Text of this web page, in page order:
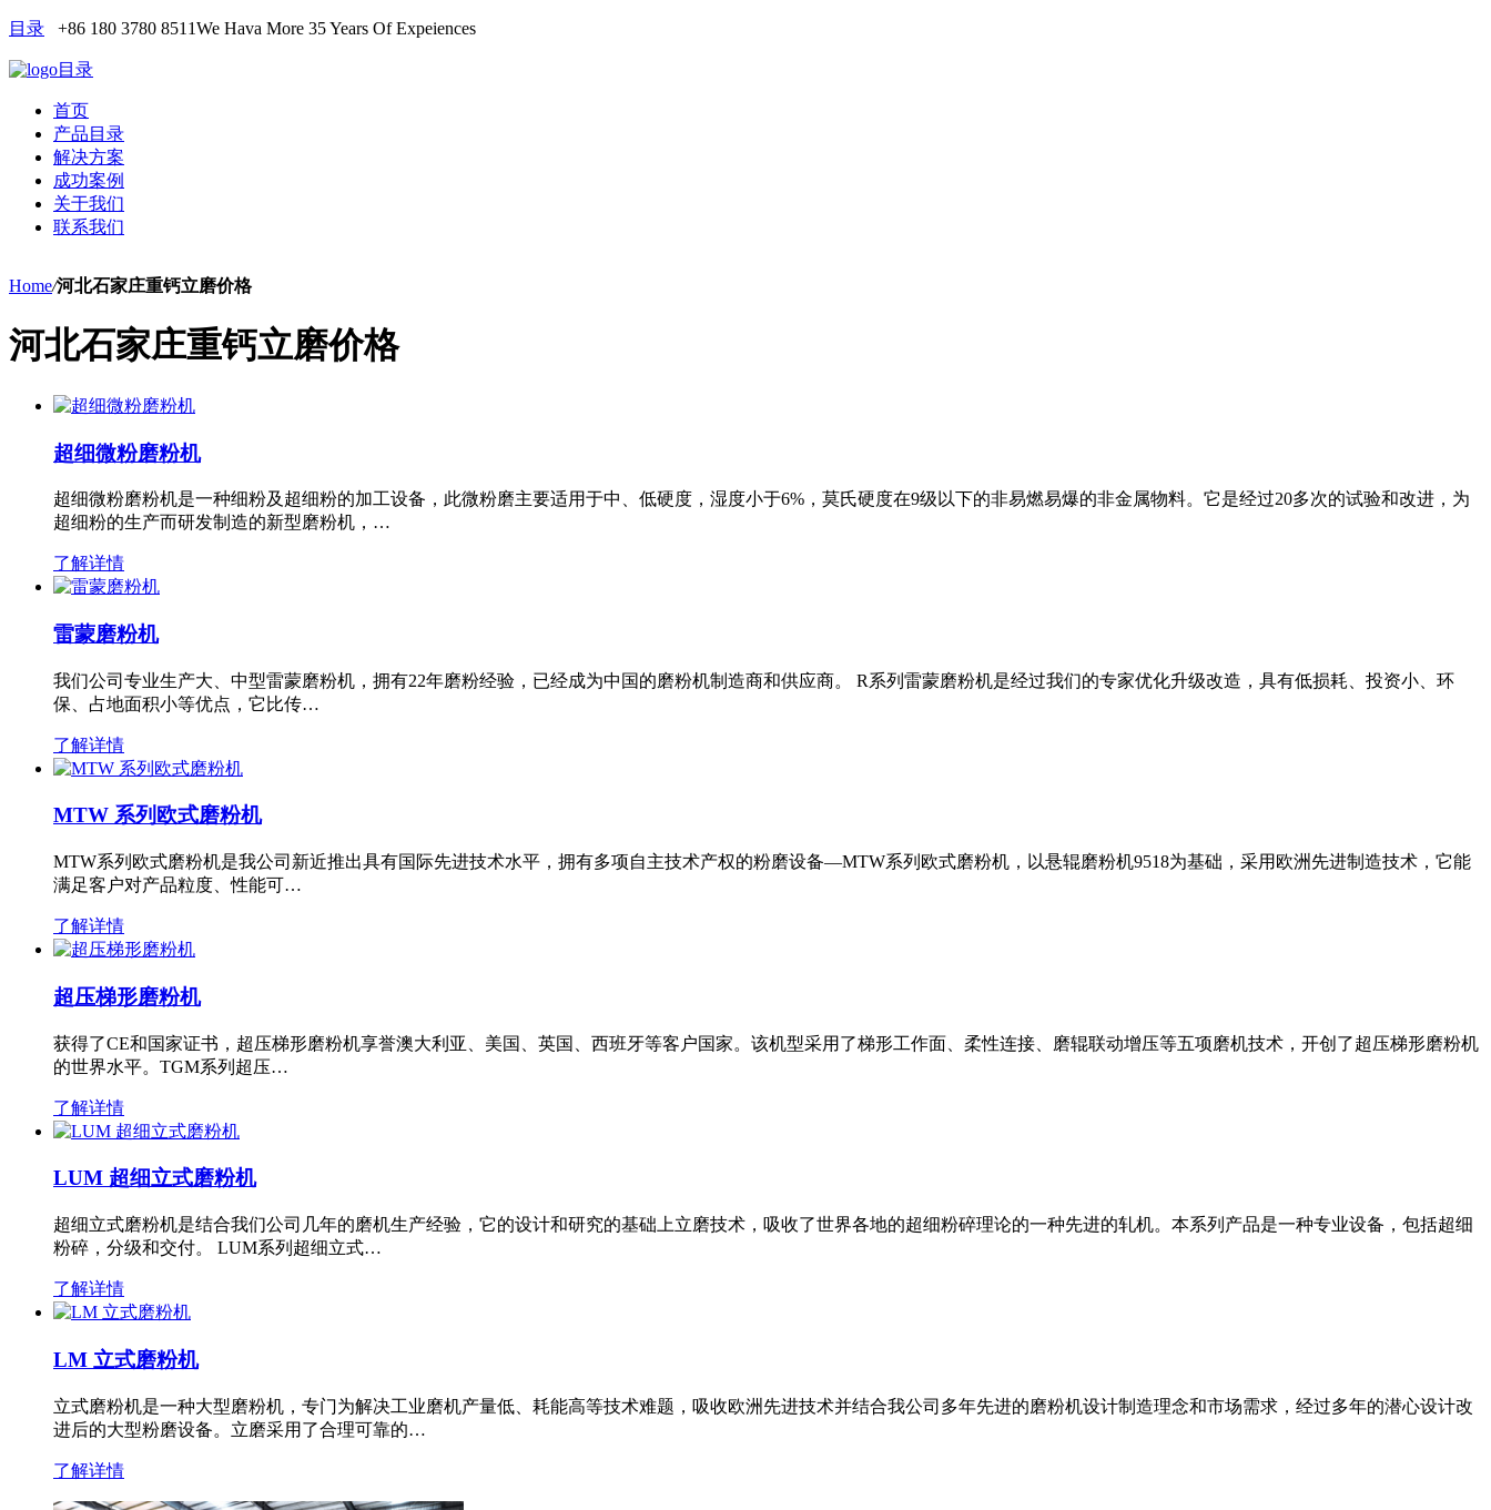
目录 +86 180 3780 8511We Hava More 35 Years Of Expeiences
目录
首页
产品目录
解决方案
成功案例
关于我们
联系我们
Home/河北石家庄重钙立磨价格
河北石家庄重钙立磨价格
超细微粉磨粉机
超细微粉磨粉机是一种细粉及超细粉的加工设备，此微粉磨主要适用于中、低硬度，湿度小于6%，莫氏硬度在9级以下的非易燃易爆的非金属物料。它是经过20多次的试验和改进，为
超细粉的生产而研发制造的新型磨粉机，…
了解详情
雷蒙磨粉机
我们公司专业生产大、中型雷蒙磨粉机，拥有22年磨粉经验，已经成为中国的磨粉机制造商和供应商。 R系列雷蒙磨粉机是经过我们的专家优化升级改造，具有低损耗、投资小、环
保、占地面积小等优点，它比传…
了解详情
MTW 系列欧式磨粉机
MTW系列欧式磨粉机是我公司新近推出具有国际先进技术水平，拥有多项自主技术产权的粉磨设备—MTW系列欧式磨粉机，以悬辊磨粉机9518为基础，采用欧洲先进制造技术，它能
满足客户对产品粒度、性能可…
了解详情
超压梯形磨粉机
获得了CE和国家证书，超压梯形磨粉机享誉澳大利亚、美国、英国、西班牙等客户国家。该机型采用了梯形工作面、柔性连接、磨辊联动增压等五项磨机技术，开创了超压梯形磨粉机
的世界水平。TGM系列超压…
了解详情
LUM 超细立式磨粉机
超细立式磨粉机是结合我们公司几年的磨机生产经验，它的设计和研究的基础上立磨技术，吸收了世界各地的超细粉碎理论的一种先进的轧机。本系列产品是一种专业设备，包括超细
粉碎，分级和交付。 LUM系列超细立式…
了解详情
LM 立式磨粉机
立式磨粉机是一种大型磨粉机，专门为解决工业磨机产量低、耗能高等技术难题，吸收欧洲先进技术并结合我公司多年先进的磨粉机设计制造理念和市场需求，经过多年的潜心设计改
进后的大型粉磨设备。立磨采用了合理可靠的…
了解详情